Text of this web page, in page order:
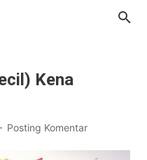
Kena
Posting Komentar